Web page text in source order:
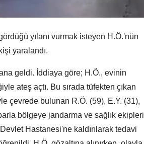
yılanı vurmak isteyen H.Ö.'nün
yaralandı.
geldi. İddiaya göre; H.Ö., evinin
ateş açtı. Bu sırada tüfekten çıkan
çevrede bulunan R.Ö. (59), E.Y. (31),
bölgeye jandarma ve sağlık ekipleri
Hastanesi'ne kaldırılarak tedavi